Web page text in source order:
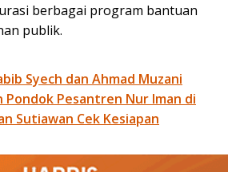
berbagai program bantuan
publik.
Syech dan Ahmad Muzani
Pondok Pesantren Nur Iman di
Sutiawan Cek Kesiapan